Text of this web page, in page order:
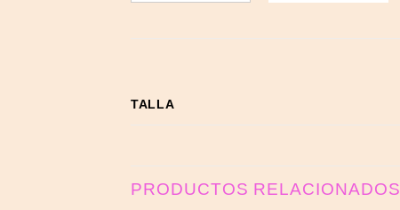
TALLA
PRODUCTOS RELACIONADOS